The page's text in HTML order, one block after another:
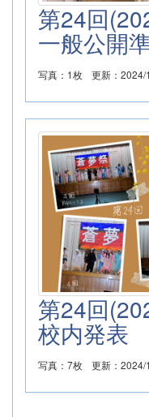
第24回
一般公開
写真：1枚 更新：2024/
第24回
校内発表
写真：7枚 更新：2024/